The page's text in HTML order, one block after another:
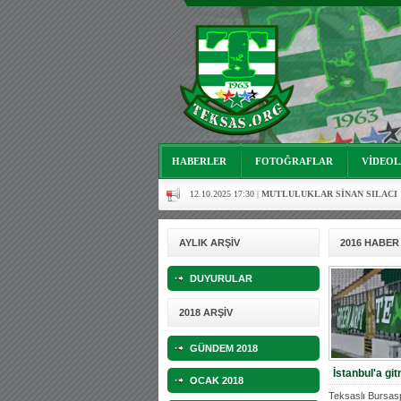
HABERLER FOTOĞRAFLAR
06.07.2023 18:57 |Bursasporumuzun önü açılsın
03.05.2023 13:18 |Hoş geldin Alaz Bebek!
10.04.2023 14:44 | Hoş geldin Göktuğ Bebek!
30.12.2022 18:00 |Hoş geldin Kadir Kağan Bebek!
11.11.2025 14:13 |Hoş geldin Ertuğrul Bebek!
12.10.2025 17:30 |MUTLULUKLAR SİNAN SILACI
16.07.2024 14:32 |Hoş geldin Kerem Bebek!
08.01.2024 19:01 | Hoş geldin Aslan bebek!
03.01.2024 19:09 |Hoş geldin Güneş bebek!
Mutluluklar Ceyhun Tetik
Bursasporumuzun önü açılsın
Hoş geldin Alaz Bebek!
10.04.2023 14:44 | Hoş geldin Göktuğ Bebek!
AYLIK ARŞİV
DUYURULAR
2018 ARŞİV
GÜNDEM 2018
OCAK 2018
2016 HABER
İstanbul'a
Teksaslı